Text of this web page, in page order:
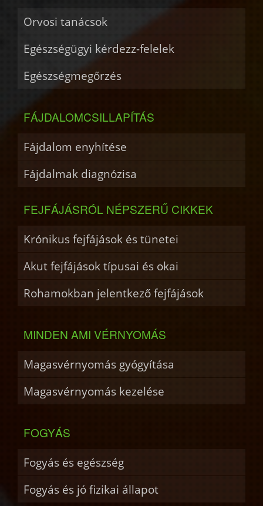
Orvosi tanácsok
Egészségügyi kérdezz-felelek
Egészségmegőrzés
FÁJDALOMCSILLAPÍTÁS
Fájdalom enyhítése
Fájdalmak diagnózisa
FEJFÁJÁSRÓL NÉPSZERŰ CIKKEK
Krónikus fejfájások és tünetei
Akut fejfájások típusai és okai
Rohamokban jelentkező fejfájások
MINDEN AMI VÉRNYOMÁS
Magasvérnyomás gyógyítása
Magasvérnyomás kezelése
FOGYÁS
Fogyás és egészség
Fogyás és jó fizikai állapot